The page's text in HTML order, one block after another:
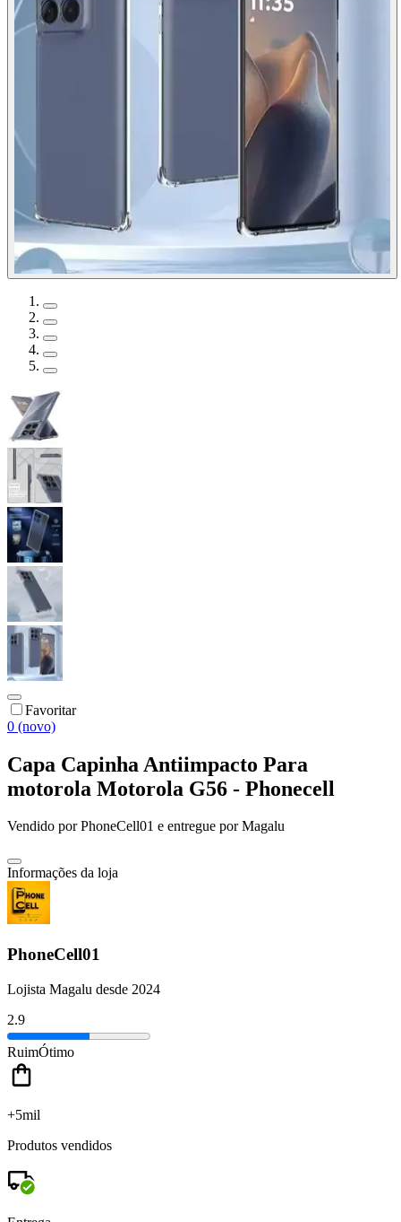
Favoritar
0 (novo)
Capa Capinha Antiimpacto Para
motorola Motorola G56 - Phonecell
Vendido porPhoneCell01 e entregue por Magalu
Informações da loja
PhoneCell01
Lojista Magalu desde 2024
2.9
RuimÓtimo
+5mil
Produtos vendidos